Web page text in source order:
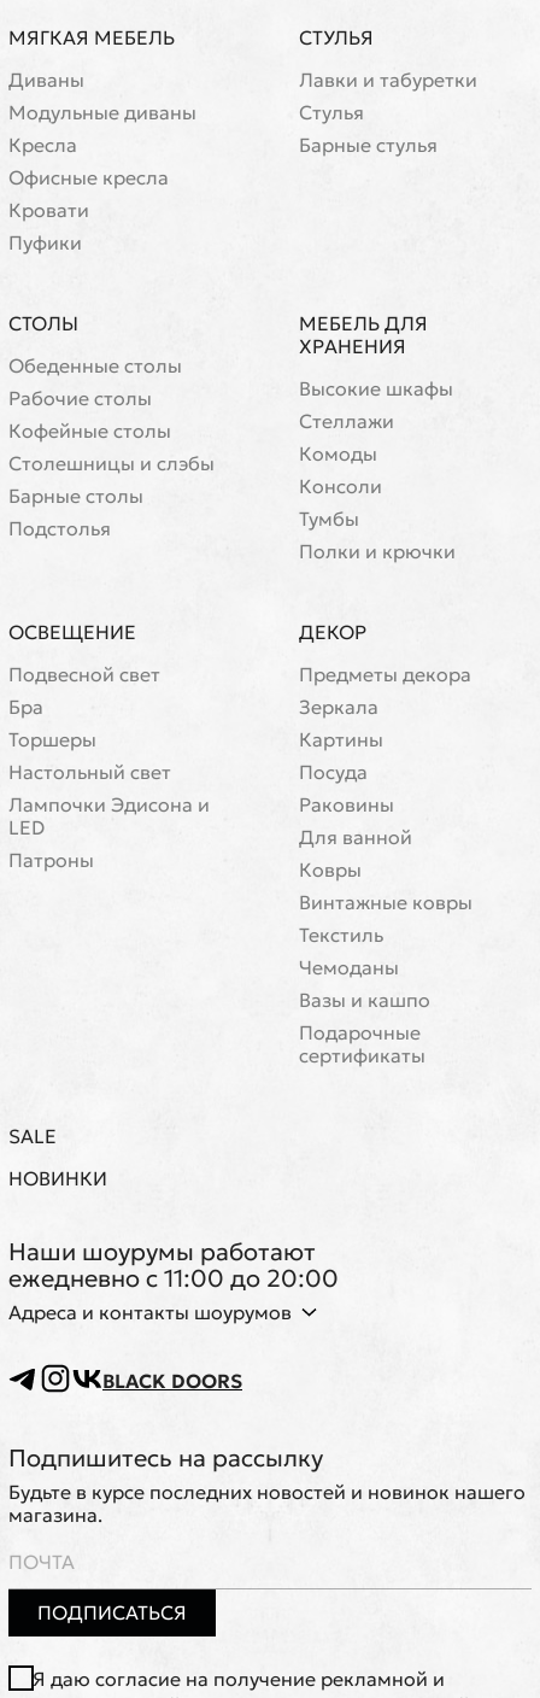
МЯГКАЯ МЕБЕЛЬ
Диваны
Модульные диваны
Кресла
Офисные кресла
Кровати
Пуфики
СТУЛЬЯ
Лавки и табуретки
Стулья
Барные стулья
СТОЛЫ
Обеденные столы
Рабочие столы
Кофейные столы
Cтолешницы и слэбы
Барные столы
Подстолья
МЕБЕЛЬ ДЛЯ
ХРАНЕНИЯ
Высокие шкафы
Стеллажи
Комоды
Консоли
Тумбы
Полки и крючки
ОСВЕЩЕНИЕ
Подвесной свет
Бра
Торшеры
Настольный свет
Лампочки Эдисона и
LED
Патроны
ДЕКОР
Предметы декора
Зеркала
Картины
Посуда
Раковины
Для ванной
Ковры
Винтажные ковры
Текстиль
Чемоданы
Вазы и кашпо
Подарочные
сертификаты
SALE
НОВИНКИ
Наши шоурумы работают
ежедневно с 11:00 до 20:00
Адреса и контакты шоурумов
BLACK DOORS
Подпишитесь на рассылку
Будьте в курсе последних новостей и новинок нашего
магазина.
ПОДПИСАТЬСЯ
Я даю согласие на получение рекламной и